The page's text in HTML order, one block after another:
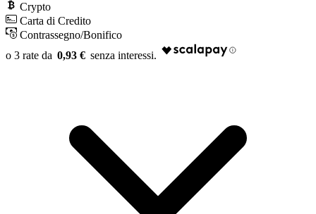
Crypto
Carta di Credito
Contrassegno/Bonifico
0,93 €